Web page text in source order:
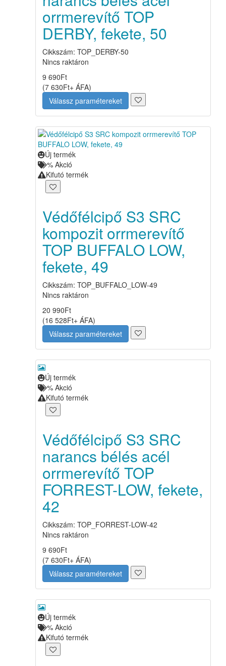
orrmerevítő TOP
DERBY, fekete, 50
Cikkszám: TOP_DERBY-50
Nincs raktáron
9 690Ft
(7 630Ft+ ÁFA)
Válassz paramétereket
Új termék
% Akció
Kifutó termék
Védőfélcipő S3 SRC
kompozit orrmerevítő
TOP BUFFALO LOW,
fekete, 49
Cikkszám: TOP_BUFFALO_LOW-49
Nincs raktáron
20 990Ft
(16 528Ft+ ÁFA)
Válassz paramétereket
Új termék
% Akció
Kifutó termék
Védőfélcipő S3 SRC
narancs bélés acél
orrmerevítő TOP
FORREST-LOW, fekete,
42
Cikkszám: TOP_FORREST-LOW-42
Nincs raktáron
9 690Ft
(7 630Ft+ ÁFA)
Válassz paramétereket
Új termék
% Akció
Kifutó termék